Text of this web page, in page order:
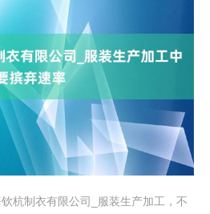
杭制衣有限公司_服装生产加工，不